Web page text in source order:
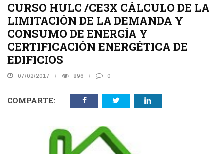
CURSO HULC /CE3X CÁLCULO DE LA
LIMITACIÓN DE LA DEMANDA Y
CONSUMO DE ENERGÍA Y
CERTIFICACIÓN ENERGÉTICA DE
EDIFICIOS
07/02/2017 896 0
COMPARTE: